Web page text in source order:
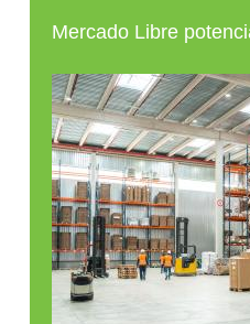
Mercado Libre